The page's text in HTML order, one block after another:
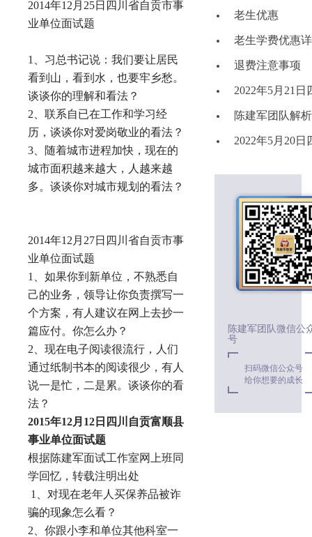
2014年12月25日四川省自贡市事
业单位面试题
1、习总书记说：我们要让居民
看到山，看到水，也要牢乡愁。
谈谈你的理解和看法？
2、联系自已在工作和学习经
历，谈谈你对爱岗敬业的看法？
3、随着城市进程加快，现在的
城市面积越来越大，人越来越
多。谈谈你对城市规划的看法？
2014年12月27日四川省自贡市事
业单位面试题
1、如果你到新单位，不熟悉自
己的业务，领导让你负责撰写一
个方案，有人建议在网上去抄一
篇应付。你怎么办？
2、现在电子阅读很流行，人们
通过纸制书本的阅读很少，有人
说一是忙，二是累。谈谈你的看
法？
2015年12月12日 四川自贡富顺县
事业单位面试题
根据陈建军面试工作室网上班同
学回忆，转载注明出处
1、对现在老年人买保养品被诈
骗的现象怎么看？
2、你跟小李和单位其他科室一
老生优惠
老生学费优惠
退费注意事项
2022年5月21
陈建军团队解
2022年5月20
陈建军团队微信公
号
扫码微信公众号
给你想要的成长